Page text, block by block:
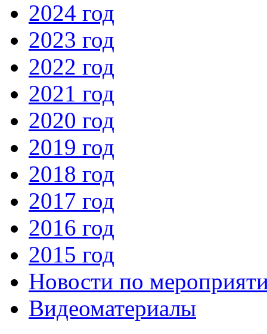
2024 год
2023 год
2022 год
2021 год
2020 год
2019 год
2018 год
2017 год
2016 год
2015 год
Новости по
Видеоматериалы